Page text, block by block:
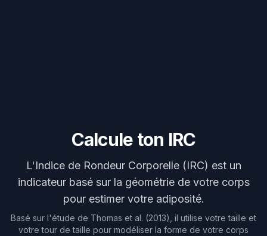
Calcule ton IRC
L'Indice de Rondeur Corporelle (IRC) est un
indicateur basé sur la géométrie de votre corps
pour estimer votre adiposité.
Basé sur l'étude de Thomas et al. (2013), il utilise votre taille et
votre tour de taille pour modéliser la forme de votre corps